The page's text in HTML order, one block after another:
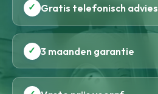
✓ Gratis telefonisch advies
✓ 3 maanden garantie